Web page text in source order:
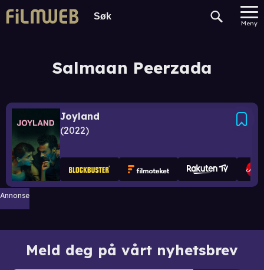
Meny
Salmaan Peerzada
Joyland
2022
Annonse
Meld deg på vårt nyhetsbrev